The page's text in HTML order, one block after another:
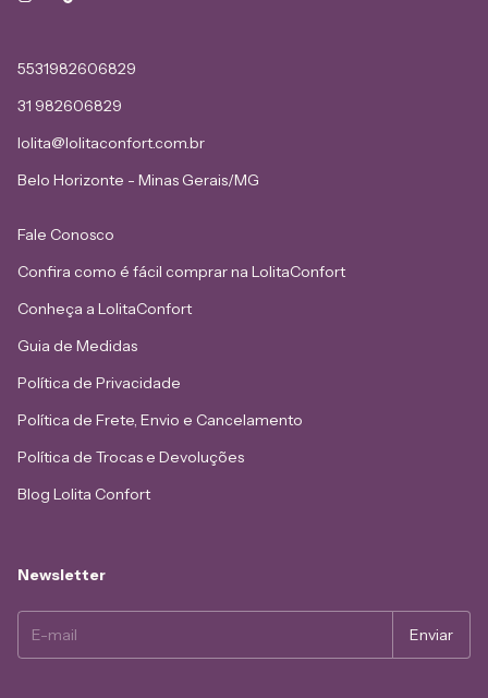
5531982606829
31 982606829
lolita@lolitaconfort.com.br
Belo Horizonte - Minas Gerais/MG
Fale Conosco
Confira como é fácil comprar na LolitaConfort
Conheça a LolitaConfort
Guia de Medidas
Política de Privacidade
Política de Frete, Envio e Cancelamento
Política de Trocas e Devoluções
Blog Lolita Confort
Newsletter